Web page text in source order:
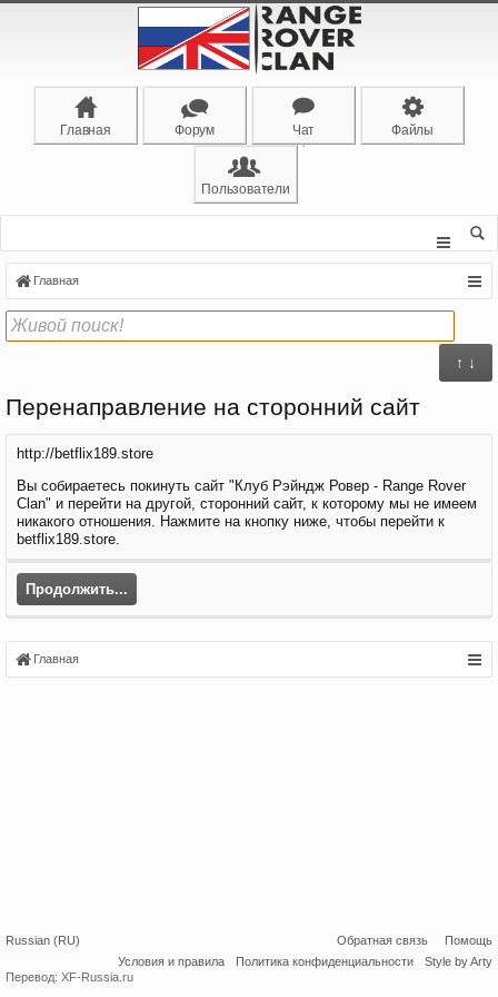
Главная Форум Чат Файлы
Пользователи
Главная
↑ ↓
Перенаправление на сторонний сайт
http://betflix189.store
Вы собираетесь покинуть сайт "Клуб Рэйндж Ровер - Range Rover
Clan" и перейти на другой, сторонний сайт, к которому мы не имеем
никакого отношения. Нажмите на кнопку ниже, чтобы перейти к
betflix189.store.
Продолжить...
Главная
Russian (RU) Обратная связь
Помощь
Условия и правила
Политика конфиденциальности
Style by Arty
Перевод: XF-Russia.ru